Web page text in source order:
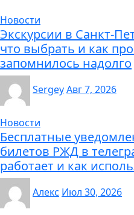
Новости
Экскурсии в Санкт-
что выбрать и как
запомнилось надолго
SergeyАвг 7, 2026
Новости
Бесплатные
билетов РЖД в
работает и как
Алекс Июл 30, 2026